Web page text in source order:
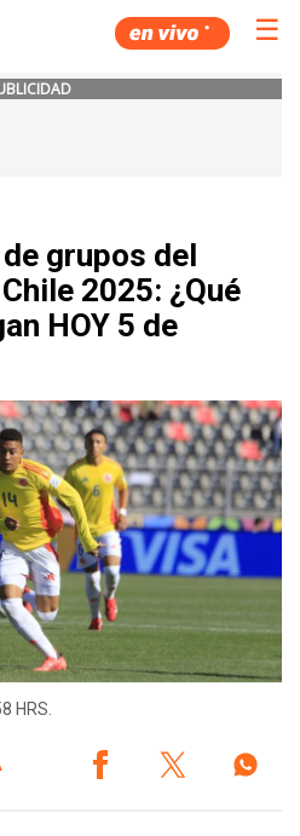
☰
grupos del
2025: ¿Qué
HOY 5 de
HRS.